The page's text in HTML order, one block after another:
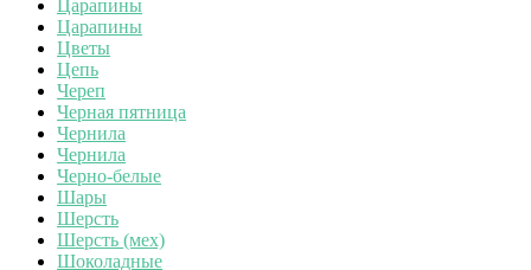
Царапины
Царапины
Цветы
Цепь
Череп
Черная пятница
Чернила
Чернила
Черно-белые
Шары
Шерсть
Шерсть (мех)
Шоколадные